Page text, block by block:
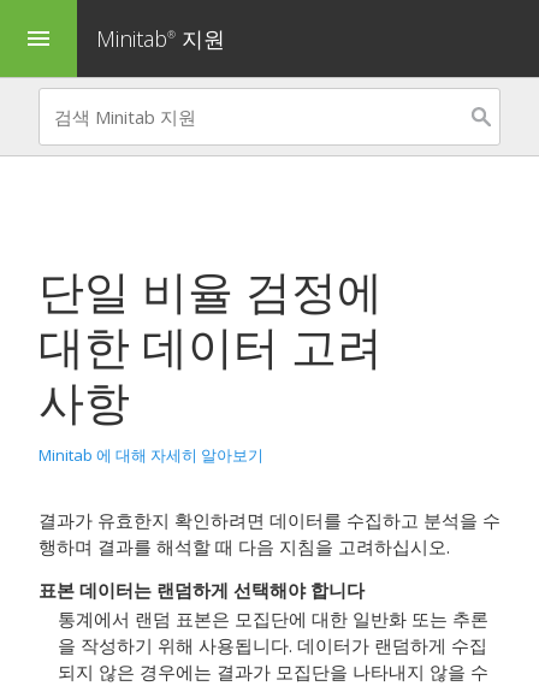
menu Minitab® 지원
단일 비율 검정에
대한 데이터 고려
사항
Minitab 에 대해 자세히 알아보기
결과가 유효한지 확인하려면 데이터를 수집하고 분석을 수
행하며 결과를 해석할 때 다음 지침을 고려하십시오.
표본 데이터는 랜덤하게 선택해야 합니다
통계에서 랜덤 표본은 모집단에 대한 일반화 또는 추론
을 작성하기 위해 사용됩니다. 데이터가 랜덤하게 수집
되지 않은 경우에는 결과가 모집단을 나타내지 않을 수